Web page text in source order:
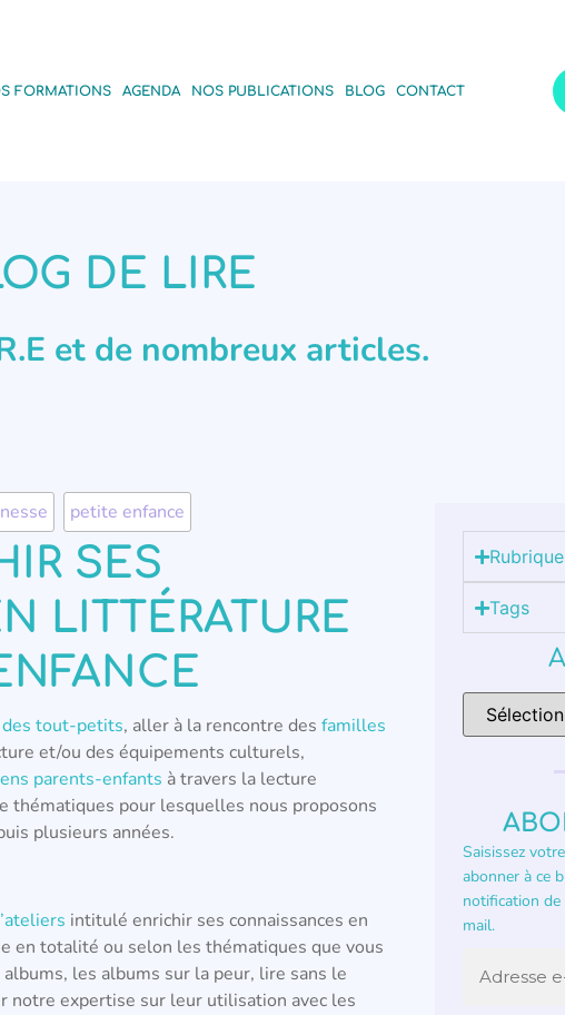
FORMATIONS AGENDA NOS PUBLICATIONS BLOG CONTACT
DE LIRE
et de nombreux articles.
petite enfance
SES
LITTÉRATURE
des tout-petits, aller à la rencontre des familles
et/ou des équipements culturels,
parents-enfants à travers la lecture
thématiques pour lesquelles nous proposons
plusieurs années.
intitulé enrichir ses connaissances en
en totalité ou selon les thématiques que vous
les albums sur la peur, lire sans le
notre expertise sur leur utilisation avec les
Tags
Saisissez
abonner à ce
notification de
mail.